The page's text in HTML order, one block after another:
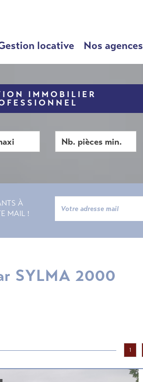
Gestion locative Nos agences
IMMOBILIER
À
MAIL !
SYLMA 2000
1